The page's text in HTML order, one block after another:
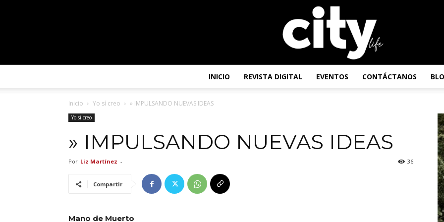
INICIO REVISTA DIGITAL EVENTOS CONTÁCTANOS
Inicio Yo sí creo » IMPULSANDO NUEVAS IDEAS
Yo sí creo
» IMPULSANDO NUEVAS IDEAS
Por Liz Martínez - 36
Compartir
Mano de Muerto